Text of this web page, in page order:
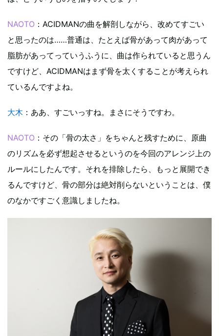
NAOTO ：ACIDMANの曲を解剖しながら、改めてすごい
と思ったのは……普通は、たとえば骨があって肉があって
脂肪があってっていうふうに、曲は作られていると思うん
ですけど、ACIDMANはまず骨を太くすることが考えられ
ているんですよね。
大木 ：ああ、すごいっすね。まさにそうですわ。
NAOTO ：その「骨の太さ」をちゃんと残すために、原曲
のリズムを必ず想起させるというのを今回のアレンジ上の
ルールにしたんです。それを排除したら、もっと展開でき
るんですけど、骨の部分は絶対削らないということは、僕
のなかですごく意識しましたね。